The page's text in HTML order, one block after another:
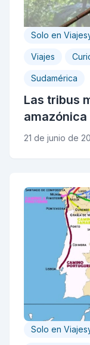
Solo en
Viajes
Sudamérica
Las tribus
amazónica
21 de junio de
Solo en